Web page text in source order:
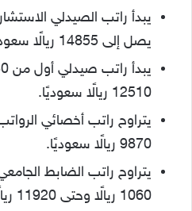
يصل إلى 14855 ريالًا سعوديًا.
12510 ريالًا سعوديًا.
9870 ريالًا سعوديًا.
يتراوح راتب الضابط
1060 ريالًا وحتى 11920 ريالًا سعوديًا.